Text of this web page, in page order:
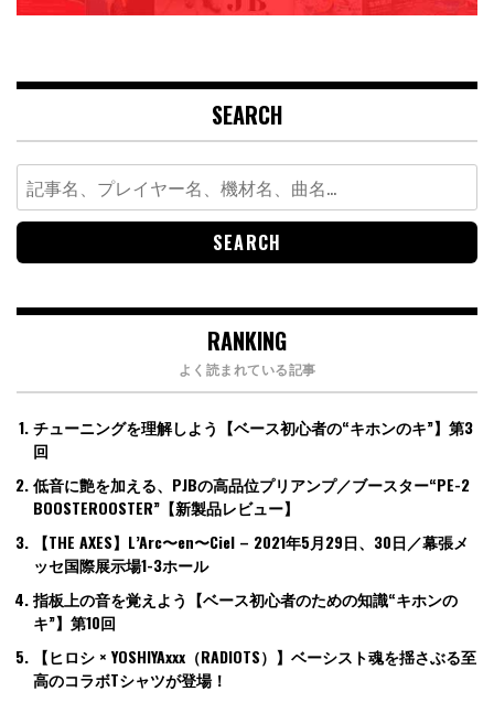
SEARCH
Search
for:
RANKING
よく読まれている記事
チューニングを理解しよう【ベース初心者の“キホンのキ”】第3
回
低音に艶を加える、PJBの高品位プリアンプ／ブースター“PE-2
BOOSTEROOSTER”【新製品レビュー】
【THE AXES】L’Arc〜en〜Ciel – 2021年5月29日、30日／幕張メ
ッセ国際展示場1-3ホール
指板上の音を覚えよう【ベース初心者のための知識“キホンの
キ”】第10回
【ヒロシ × YOSHIYAxxx（RADIOTS）】ベーシスト魂を揺さぶる至
高のコラボTシャツが登場！